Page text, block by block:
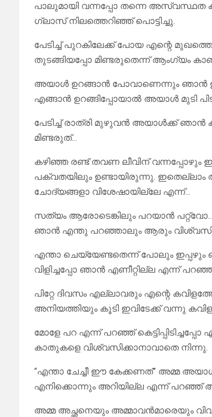
പാലുമായി വന്നപ്പോ തന്നെ അസ്വസ്ഥത
ഗ്ലാസ് നിലത്തെറിഞ്ഞ് പൊട്ടിച്ചു.
പേടിച്ച് പുറകിലേക്ക് പോയ എന്റെ
തുടങ്ങിയപ്പോ മിണ്ടരുതെന്ന് ആംഗ്യം
അയാൾ ഉറങ്ങാൻ പോവാണെന്നും ഞാൻ
എങ്ങാൻ ഉറങ്ങിപ്പോയാൽ അയാൾ മുടി
പേടിച്ച് രാത്രി മുഴുവൻ അയാൾക്ക്
മിണ്ടരുത്…
കഴിഞ്ഞ രണ്ട് തവണ ലീവിന് വന്നപ്പോഴും
പക്വതയിലും ഉണ്ടായിരുന്നു.
ചോദ്യങ്ങളാ വിശേഷായില്ലേ എന്ന്…
സത്യം ആരോടെങ്കിലും പറയാൻ
ഞാൻ എന്തു പറഞ്ഞാലും ആരും
എന്താ ചെയ്യേണ്ടതെന്ന് പോലും ഇപ്പഴും
വിളിച്ചപ്പോ ഞാൻ എണീറ്റില്ല എന്ന്
പിറ്റേ ദിവസം എല്ലാവരും എന്റെ
അനിയത്തിയും കൂടി ഇവിടേക്ക് വന്നു
മോളേ പറ എന്ന് പറഞ്ഞ്
കാതുകളെ വിശ്വസിക്കാനാവാതെ നിന്നു.
“എന്താ ചേച്ചീ ഈ കേക്കണത്” അമ്മ
എനിക്കൊന്നും അറിയില്ല എന്ന് പറഞ്ഞ്
അമ്മ അച്ഛനെയും അമ്മാവൻമാരെയും